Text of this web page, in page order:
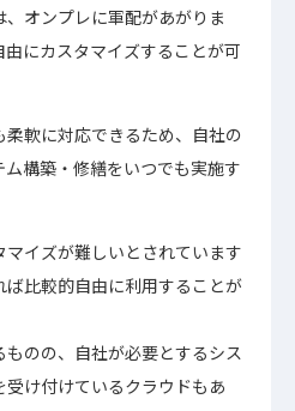
、オンプレに軍配があがりま
にカスタマイズすることが可
軟に対応できるため、自社の
構築・修繕をいつでも実施す
イズが難しいとされています
比較的自由に利用することが
のの、自社が必要とするシス
け付けているクラウドもあ